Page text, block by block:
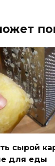
сырой
для еды